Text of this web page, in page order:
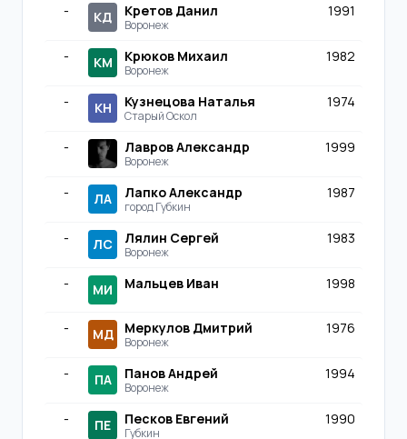
- КД Кретов Данил
Воронеж
1991
- КМ Крюков Михаил
Воронеж
1982
- КН Кузнецова Наталья
Старый Оскол
1974
- Лавров Александр
Воронеж
1999
- ЛА Лапко Александр
город Губкин
1987
- ЛС Лялин Сергей
Воронеж
1983
- МИ Мальцев Иван 1998
- МД Меркулов Дмитрий
Воронеж
1976
- ПА Панов Андрей
Воронеж
1994
- ПЕ Песков Евгений
Губкин
1990